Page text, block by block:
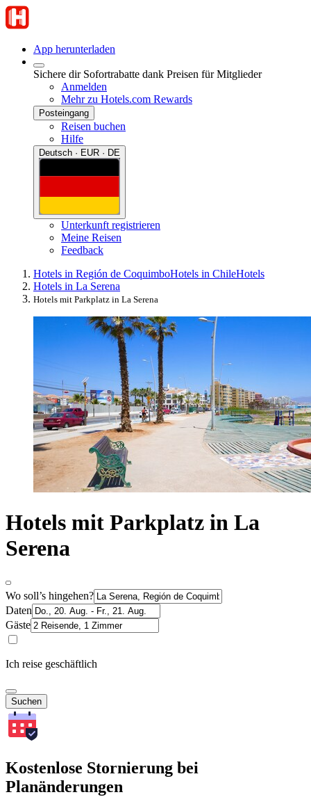
App herunterladen
Sichere dir Sofortrabatte dank Preisen für Mitglieder
Anmelden
Mehr zu Hotels.com Rewards
Posteingang
Reisen buchen
Hilfe
Deutsch · EUR · DE
Unterkunft registrieren
Meine Reisen
Feedback
Hotels in Región de CoquimboHotels in ChileHotels
Hotels in La Serena
Hotels mit Parkplatz in La Serena
Hotels mit Parkplatz in La
Serena
Wo soll’s hingehen?
Daten
Gäste
Ich reise geschäftlich
Suchen
Kostenlose Stornierung bei
Planänderungen